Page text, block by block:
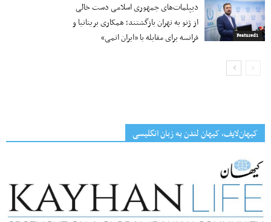
Featured1
دیپلمات‌های جمهوری اسلامی دست خالی
از ژنو به تهران بازگشتند؛ همکاری بریتانیا و
فرانسه برای مقابله با «ایران اتمی»
کیهان‌لایف، کیهان لندن به زبان انگلیسی